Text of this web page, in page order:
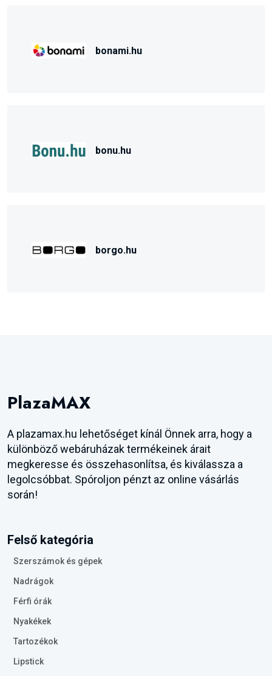
bonami.hu
bonu.hu
borgo.hu
PlazaMAX
A plazamax.hu lehetőséget kínál Önnek arra, hogy a
különböző webáruházak termékeinek árait
megkeresse és összehasonlítsa, és kiválassza a
legolcsóbbat. Spóroljon pénzt az online vásárlás
során!
Felső kategória
Szerszámok és gépek
Nadrágok
Férfi órák
Nyakékek
Tartozékok
Lipstick